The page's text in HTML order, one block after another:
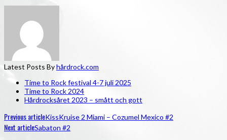
Latest Posts Byhårdrock.com
Time to Rock festival 4-7 juli 2025
Time to Rock 2024
Hårdrocksåret 2023 – smått och gott
Previous articleKissKruise 2 Miami – Cozumel Mexico #2
Next articleSabaton #2